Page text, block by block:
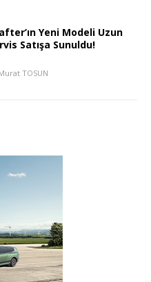
Yeni Modeli Uzun
Satışa Sunuldu!
TOSUN